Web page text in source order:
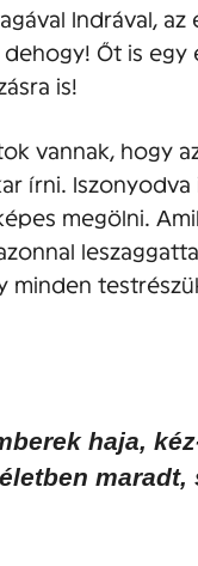
Indrával,
Őt is egy
is!
vannak, hogy
írni.
megölni.
haja,
maradt,